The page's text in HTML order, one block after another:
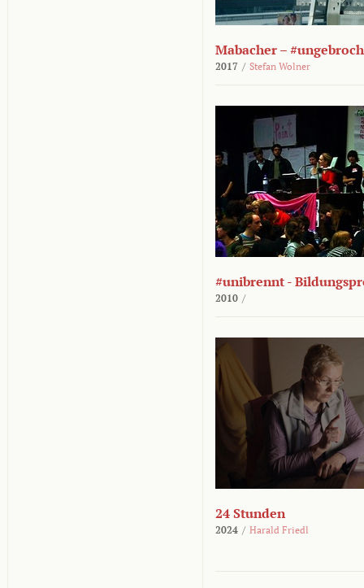
Mabacher –
2017 / Stefan Wolner
#unibrennt -
2010 /
24 Stunden
2024 / Harald Friedl